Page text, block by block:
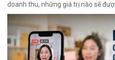
doanh thu, những giá trị nào sẽ